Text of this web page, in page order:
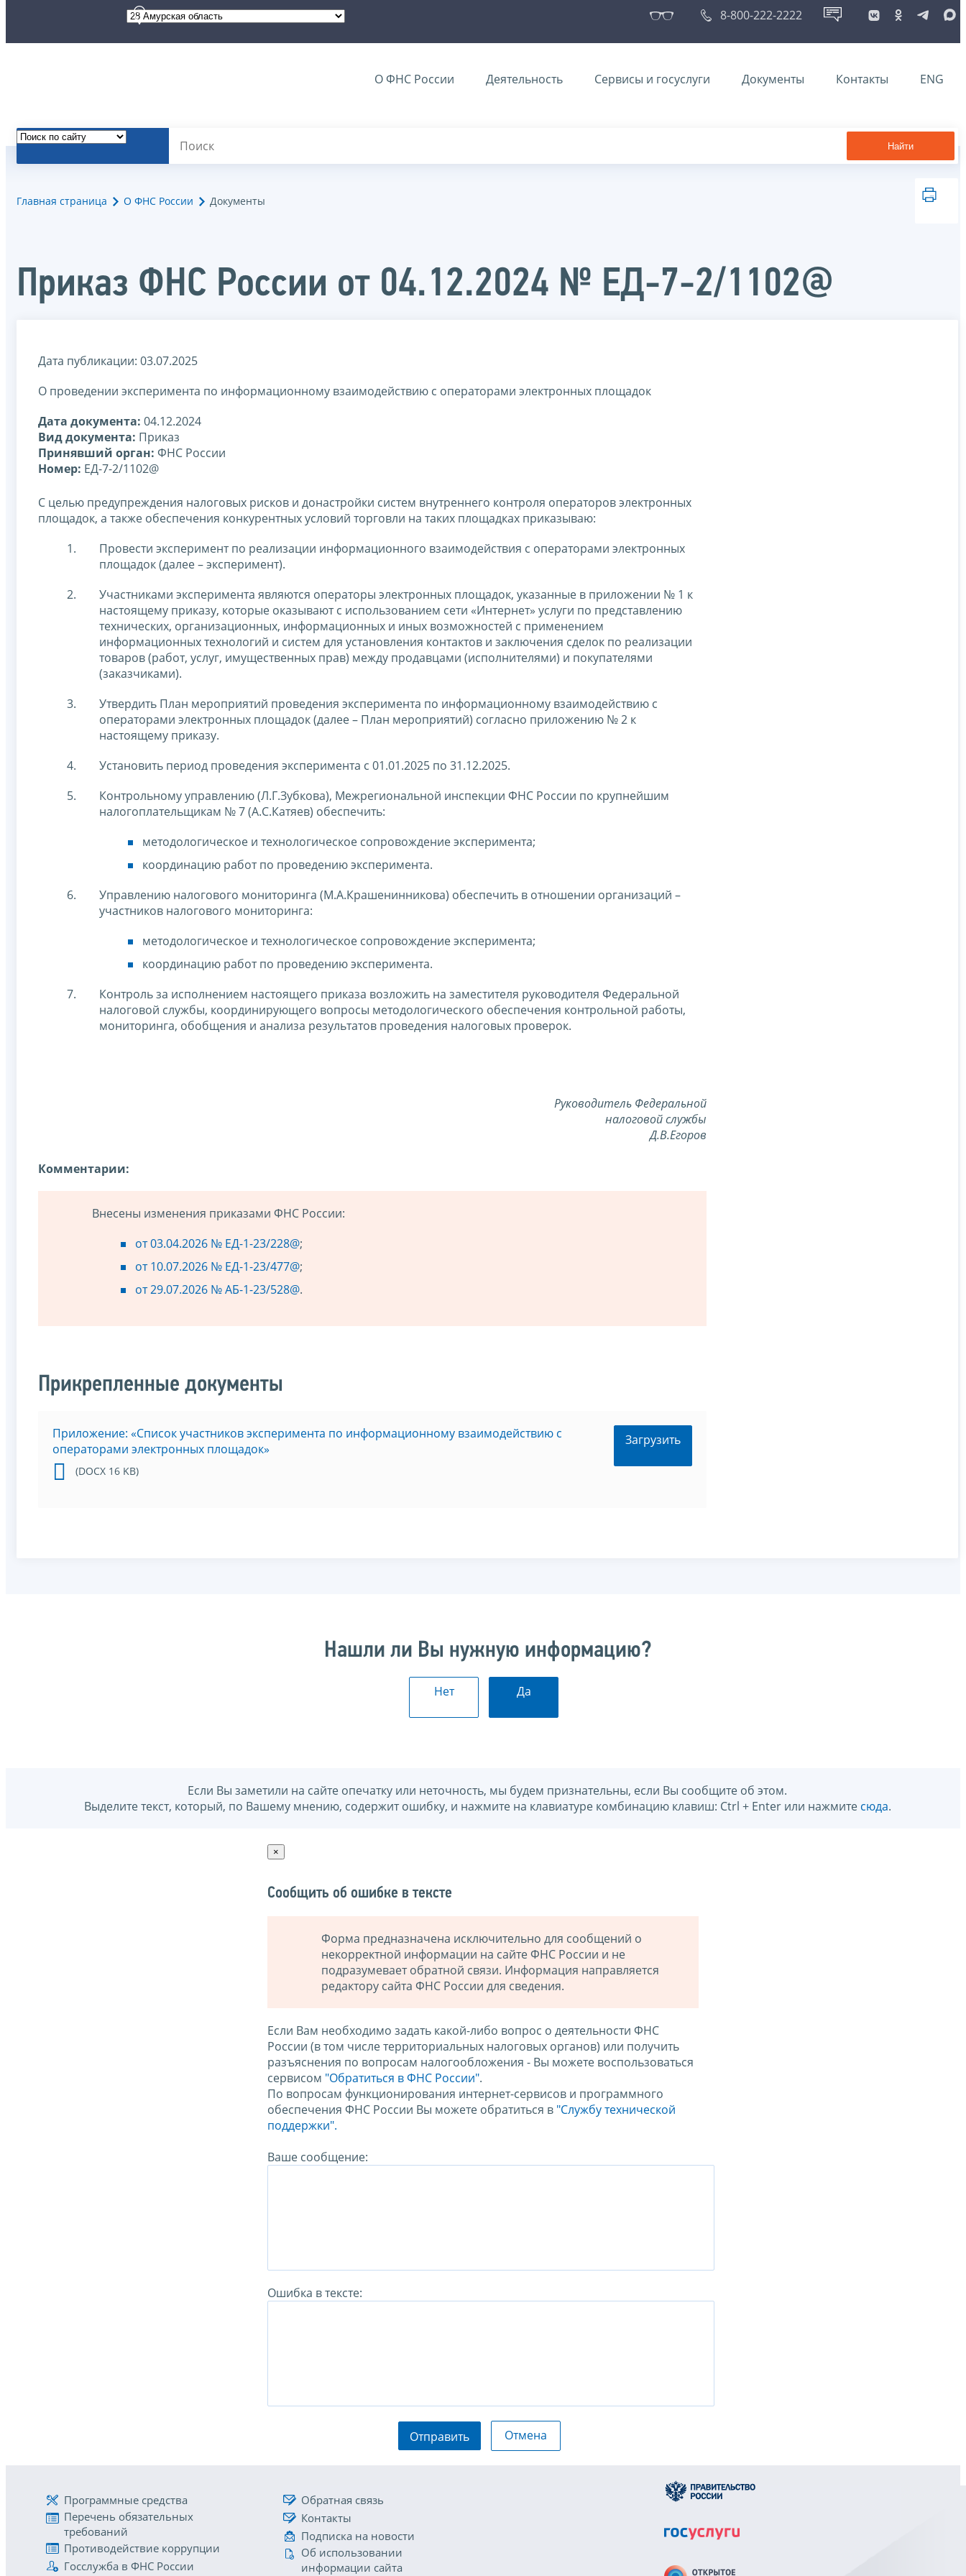
8-800-222-2222
О ФНС России Деятельность Сервисы и госуслуги Документы Контакты ENG
Найти
Главная страница О ФНС России Документы
Приказ ФНС России от 04.12.2024 № ЕД-7-2/1102@
Дата публикации: 03.07.2025
О проведении эксперимента по информационному взаимодействию с операторами электронных площадок
Дата документа: 04.12.2024
Вид документа: Приказ
Принявший орган: ФНС России
Номер: ЕД-7-2/1102@
С целью предупреждения налоговых рисков и донастройки систем внутреннего контроля операторов электронных
площадок, а также обеспечения конкурентных условий торговли на таких площадках приказываю:
Провести эксперимент по реализации информационного взаимодействия с операторами электронных
площадок (далее – эксперимент).
Участниками эксперимента являются операторы электронных площадок, указанные в приложении № 1 к
настоящему приказу, которые оказывают с использованием сети «Интернет» услуги по представлению
технических, организационных, информационных и иных возможностей с применением
информационных технологий и систем для установления контактов и заключения сделок по реализации
товаров (работ, услуг, имущественных прав) между продавцами (исполнителями) и покупателями
(заказчиками).
Утвердить План мероприятий проведения эксперимента по информационному взаимодействию с
операторами электронных площадок (далее – План мероприятий) согласно приложению № 2 к
настоящему приказу.
Установить период проведения эксперимента с 01.01.2025 по 31.12.2025.
Контрольному управлению (Л.Г.Зубкова), Межрегиональной инспекции ФНС России по крупнейшим
налогоплательщикам № 7 (А.С.Катяев) обеспечить:
методологическое и технологическое сопровождение эксперимента;
координацию работ по проведению эксперимента.
Управлению налогового мониторинга (М.А.Крашенинникова) обеспечить в отношении организаций –
участников налогового мониторинга:
методологическое и технологическое сопровождение эксперимента;
координацию работ по проведению эксперимента.
Контроль за исполнением настоящего приказа возложить на заместителя руководителя Федеральной
налоговой службы, координирующего вопросы методологического обеспечения контрольной работы,
мониторинга, обобщения и анализа результатов проведения налоговых проверок.
Руководитель Федеральной
налоговой службы
Д.В.Егоров
Комментарии:
Внесены изменения приказами ФНС России:
от 03.04.2026 № ЕД-1-23/228@;
от 10.07.2026 № ЕД-1-23/477@;
от 29.07.2026 № АБ-1-23/528@.
Прикрепленные документы
Приложение: «Список участников эксперимента по информационному взаимодействию с
операторами электронных площадок»
(DOCX 16 KB)
Загрузить
Нашли ли Вы нужную информацию?
Нет Да
Если Вы заметили на сайте опечатку или неточность, мы будем признательны, если Вы сообщите об этом.
Выделите текст, который, по Вашему мнению, содержит ошибку, и нажмите на клавиатуре комбинацию клавиш: Ctrl + Enter или нажмите сюда.
×
Сообщить об ошибке в тексте
Форма предназначена исключительно для сообщений о
некорректной информации на сайте ФНС России и не
подразумевает обратной связи. Информация направляется
редактору сайта ФНС России для сведения.
Если Вам необходимо задать какой-либо вопрос о деятельности ФНС
России (в том числе территориальных налоговых органов) или получить
разъяснения по вопросам налогообложения - Вы можете воспользоваться
сервисом "Обратиться в ФНС России".
По вопросам функционирования интернет-сервисов и программного
обеспечения ФНС России Вы можете обратиться в "Службу технической
поддержки".
Ваше сообщение:
Ошибка в тексте:
Отправить Отмена
Программные средства
Перечень обязательных
требований
Противодействие коррупции
Госслужба в ФНС России
Обратная связь
Контакты
Подписка на новости
Об использовании
информации сайта